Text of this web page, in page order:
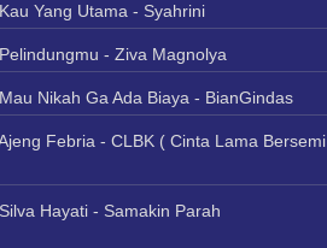
Yang Utama - Syahrini
- Ziva Magnolya
Nikah Ga Ada Biaya - BianGindas
Febria - CLBK ( Cinta Lama Bersemi
Hayati - Samakin Parah